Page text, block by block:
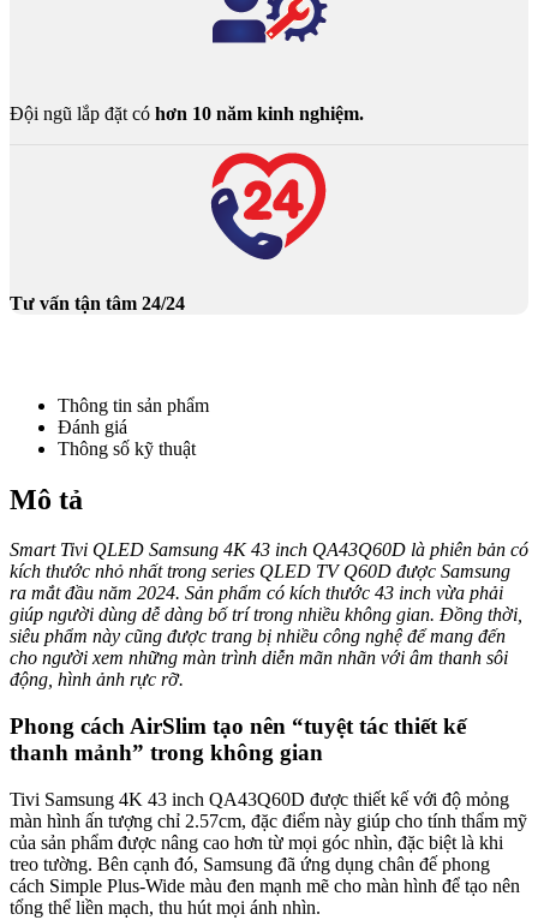
Đội ngũ lắp đặt có hơn 10 năm kinh nghiệm.
Tư vấn tận tâm 24/24
Thông tin sản phẩm
Đánh giá
Thông số kỹ thuật
Mô tả
Smart Tivi QLED Samsung 4K 43 inch QA43Q60D là phiên bản có
kích thước nhỏ nhất trong series QLED TV Q60D được Samsung
ra mắt đầu năm 2024. Sản phẩm có kích thước 43 inch vừa phải
giúp người dùng dễ dàng bố trí trong nhiều không gian. Đồng thời,
siêu phẩm này cũng được trang bị nhiều công nghệ để mang đến
cho người xem những màn trình diễn mãn nhãn với âm thanh sôi
động, hình ảnh rực rỡ.
Phong cách AirSlim tạo nên “tuyệt tác thiết kế
thanh mảnh” trong không gian
Tivi Samsung 4K 43 inch QA43Q60D được thiết kế với độ mỏng
màn hình ấn tượng chỉ 2.57cm, đặc điểm này giúp cho tính thẩm mỹ
của sản phẩm được nâng cao hơn từ mọi góc nhìn, đặc biệt là khi
treo tường. Bên cạnh đó, Samsung đã ứng dụng chân đế phong
cách Simple Plus-Wide màu đen mạnh mẽ cho màn hình để tạo nên
tổng thể liền mạch, thu hút mọi ánh nhìn.